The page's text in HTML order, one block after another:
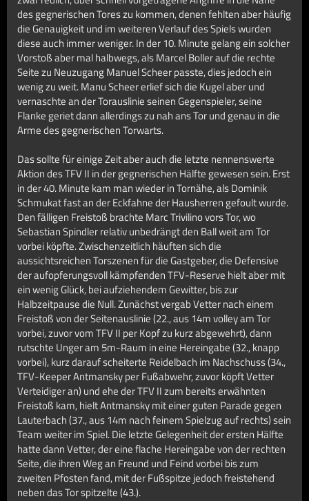
des gegnerischen Tores zu kommen, denen fehlten aber häufig
die Genauigkeit und im weiteren Verlauf des Spiels wurden
diese auch immer weniger. In der 10. Minute gelang ein solcher
Vorstoß aber mal halbwegs, als Marcel Boller auf die rechte
Seite zu Neuzugang Manuel Scheer passte, dies jedoch ein
wenig zu weit. Manu Scheer erlief sich die Kugel aber und
vernaschte an der Torauslinie seinen Gegenspieler, seine
Flanke geriet dann allerdings zu nah ans Tor und genau in die
Arme des gegnerischen Torwarts.
Das sollte für einige Zeit aber auch die letzte nennenswerte
Aktion des TFV II in der gegnerischen Hälfte gewesen sein. Erst
in der 40. Minute kam man wieder in Tornähe, als Dominik
Schmukat fast an der Eckfahne der Hausherren gefoult wurde.
Den fälligen Freistoß brachte Marc Trivilino vors Tor, wo
Sebastian Spindler relativ unbedrängt den Ball weit am Tor
vorbei köpfte. Zwischenzeitlich häuften sich die
aussichtsreichen Torszenen für die Gastgeber, die Defensive
der aufopferungsvoll kämpfenden TFV-Reserve hielt aber mit
ein wenig Glück, bei aufziehendem Gewitter, bis zur
Halbzeitpause die Null. Zunächst vergab Vetter nach einem
Freistoß von der Seitenauslinie (22., aus 14m volley am Tor
vorbei, zuvor vom TFV II per Kopf zu kurz abgewehrt), dann
rutschte Unger am 5m-Raum in eine Hereingabe (32., knapp
vorbei), kurz darauf scheiterte Reidelbach im Nachschuss (34.,
TFV-Keeper Antmansky per Fußabwehr, zuvor köpft Vetter
Verteidiger an) und ehe der TFV II zum bereits erwähnten
Freistoß kam, hielt Antmansky mit einer guten Parade gegen
Lauterbach (37., aus 14m nach feinem Spielzug auf rechts) sein
Team weiter im Spiel. Die letzte Gelegenheit der ersten Hälfte
hatte dann Vetter, der eine flache Hereingabe von der rechten
Seite, die ihren Weg an Freund und Feind vorbei bis zum
zweiten Pfosten fand, mit der Fußspitze jedoch freistehend
neben das Tor spitzelte (43.).